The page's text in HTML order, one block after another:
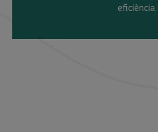
eficiência.